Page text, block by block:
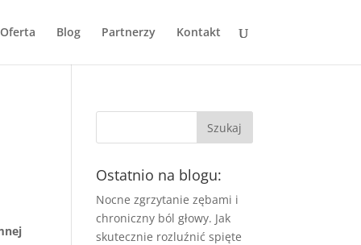
Oferta Blog Partnerzy Kontakt
Ostatnio na blogu:
Nocne zgrzytanie zębami i
chroniczny ból głowy. Jak
skutecznie rozluźnić spięte